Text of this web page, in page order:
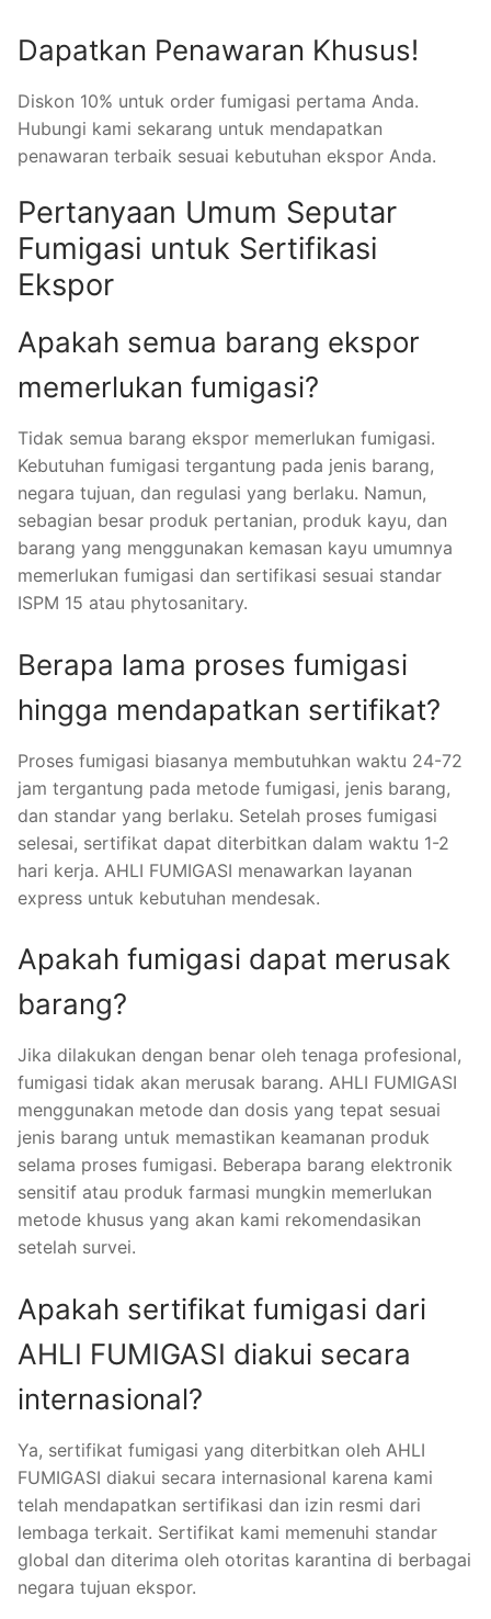
Dapatkan Penawaran Khusus!
Diskon 10% untuk order fumigasi pertama Anda.
Hubungi kami sekarang untuk mendapatkan
penawaran terbaik sesuai kebutuhan ekspor Anda.
Pertanyaan Umum Seputar
Fumigasi untuk Sertifikasi
Ekspor
Apakah semua barang ekspor
memerlukan fumigasi?
Tidak semua barang ekspor memerlukan fumigasi.
Kebutuhan fumigasi tergantung pada jenis barang,
negara tujuan, dan regulasi yang berlaku. Namun,
sebagian besar produk pertanian, produk kayu, dan
barang yang menggunakan kemasan kayu umumnya
memerlukan fumigasi dan sertifikasi sesuai standar
ISPM 15 atau phytosanitary.
Berapa lama proses fumigasi
hingga mendapatkan sertifikat?
Proses fumigasi biasanya membutuhkan waktu 24-72
jam tergantung pada metode fumigasi, jenis barang,
dan standar yang berlaku. Setelah proses fumigasi
selesai, sertifikat dapat diterbitkan dalam waktu 1-2
hari kerja. AHLI FUMIGASI menawarkan layanan
express untuk kebutuhan mendesak.
Apakah fumigasi dapat merusak
barang?
Jika dilakukan dengan benar oleh tenaga profesional,
fumigasi tidak akan merusak barang. AHLI FUMIGASI
menggunakan metode dan dosis yang tepat sesuai
jenis barang untuk memastikan keamanan produk
selama proses fumigasi. Beberapa barang elektronik
sensitif atau produk farmasi mungkin memerlukan
metode khusus yang akan kami rekomendasikan
setelah survei.
Apakah sertifikat fumigasi dari
AHLI FUMIGASI diakui secara
internasional?
Ya, sertifikat fumigasi yang diterbitkan oleh AHLI
FUMIGASI diakui secara internasional karena kami
telah mendapatkan sertifikasi dan izin resmi dari
lembaga terkait. Sertifikat kami memenuhi standar
global dan diterima oleh otoritas karantina di berbagai
negara tujuan ekspor.